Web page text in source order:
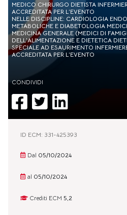
MEDICO CHIRURGO DIETISTA
ACCREDITATA PER L’EVENTO
NELLE DISCIPLINE: CARDIOLOGIA
METABOLICHE E DIABETOLOGIA
MEDICINA GENERALE (MEDICI DI
DELL'ALIMENTAZIONE E DIETETICA
SPECIALE AD ESAURIMENTO
ACCREDITATA PER L’EVENTO
CONDIVIDI
ID ECM: 331-425393
Dal 05/10/2024
al 05/10/2024
Crediti ECM 5,2